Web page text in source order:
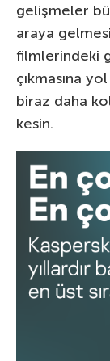
gelişmeler
araya
filmlerindeki
çıkmasına
biraz daha
kesin.